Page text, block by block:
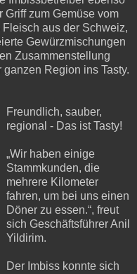
zum Gemüse vom
aus der Schweiz,
Gewürzmischungen
Zusammenstellung
Region ins Tasty.
Freundlich, sauber,
regional - Das ist Tasty!
„Wir haben einige
Stammkunden, die
mehrere Kilometer
fahren, um bei uns einen
Döner zu essen.“, freut
sich Geschäftsführer Anil
Yildirim.
Der Imbiss konnte sich